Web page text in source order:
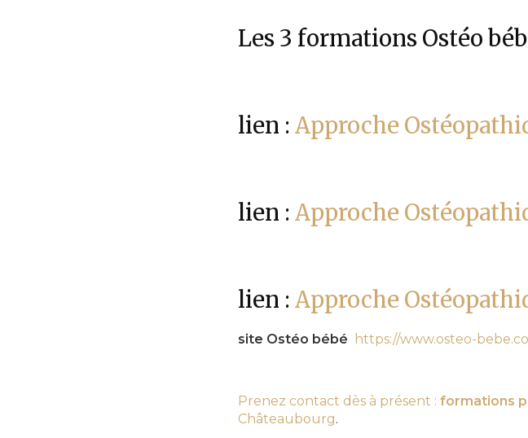
Les 3 formations Ostéo
lien : Approche
lien : Approche
lien : Approche
site Ostéo bébé https://www.osteo-
Prenez contact dès à présent : formations
Châteaubourg.